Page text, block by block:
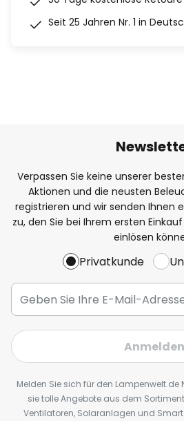
Seit 25 Jahren Nr. 1 in
Verpassen Sie keine unserer
Aktionen und die neusten
registrieren und wir senden Ihnen
zu, den Sie bei Ihrem ersten
einlösen
Privatkunde
Anmelden
Melden Sie sich für den Lampenwelt.de
sie tolle Angebote aus dem
Ventilatoren, Solaranlagen und